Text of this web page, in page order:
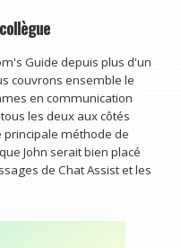
Guide depuis plus d'un
couvrons ensemble le
en communication
les deux aux côtés
principale méthode de
John serait bien placé
de Chat Assist et les